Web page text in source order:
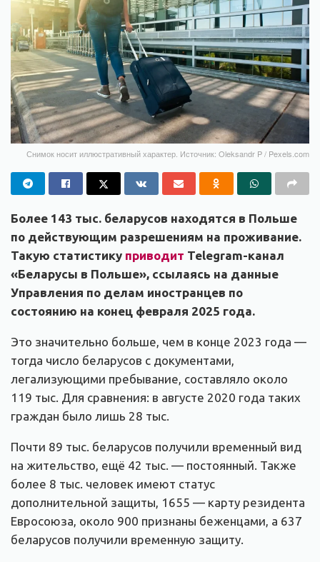
Снимок носит иллюстративный характер. Источник: Oleksandr P / Pexels.com
Более 143 тыс. беларусов находятся в Польше
по действующим разрешениям на проживание.
Такую статистику приводит Telegram-канал
«Беларусы в Польше», ссылаясь на данные
Управления по делам иностранцев по
состоянию на конец февраля 2025 года.
Это значительно больше, чем в конце 2023 года —
тогда число беларусов с документами,
легализующими пребывание, составляло около
119 тыс. Для сравнения: в августе 2020 года таких
граждан было лишь 28 тыс.
Почти 89 тыс. беларусов получили временный вид
на жительство, ещё 42 тыс. — постоянный. Также
более 8 тыс. человек имеют статус
дополнительной защиты, 1655 — карту резидента
Евросоюза, около 900 признаны беженцами, а 637
беларусов получили временную защиту.